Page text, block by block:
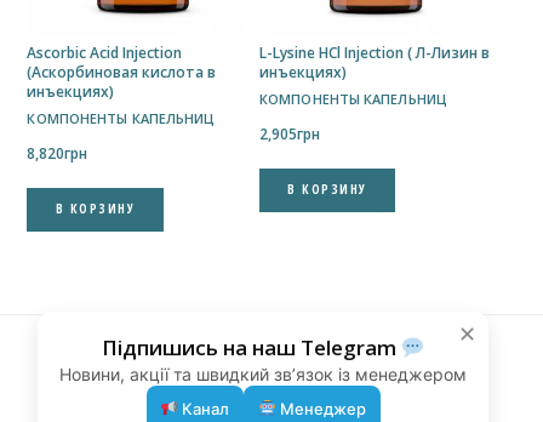
Ascorbic Acid Injection
(Аскорбиновая кислота в
инъекциях)
КОМПОНЕНТЫ КАПЕЛЬНИЦ
8,820грн
В КОРЗИНУ
L-Lysine HCl Injection ( Л-Лизин в
инъекциях)
КОМПОНЕНТЫ КАПЕЛЬНИЦ
2,905грн
В КОРЗИНУ
КОНТАКТЫ БЛОГ
✕
Підпишись на наш Telegram
Новини, акції та швидкий зв’язок із менеджером
Канал Менеджер